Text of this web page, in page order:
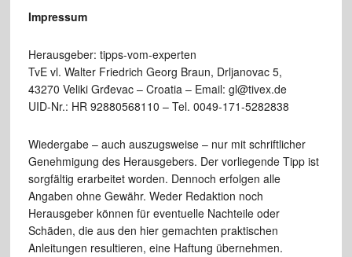
Impressum
Herausgeber: tipps-vom-experten
TvE vl. Walter Friedrich Georg Braun, Drljanovac 5,
43270 Veliki Grđevac – Croatia – Email: gl@tivex.de
UID-Nr.: HR 92880568110 – Tel. 0049-171-5282838
Wiedergabe – auch auszugsweise – nur mit schriftlicher
Genehmigung des Herausgebers. Der vorliegende Tipp ist
sorgfältig erarbeitet worden. Dennoch erfolgen alle
Angaben ohne Gewähr. Weder Redaktion noch
Herausgeber können für eventuelle Nachteile oder
Schäden, die aus den hier gemachten praktischen
Anleitungen resultieren, eine Haftung übernehmen.